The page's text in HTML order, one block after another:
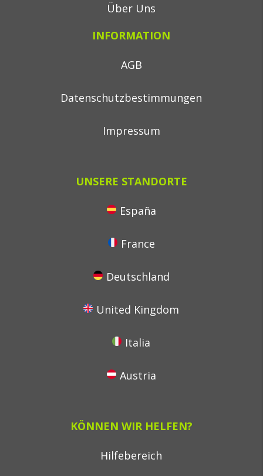
Über Uns
INFORMATION
AGB
Datenschutzbestimmungen
Impressum
UNSERE STANDORTE
España
France
Deutschland
United Kingdom
Italia
Austria
KÖNNEN WIR HELFEN?
Hilfebereich